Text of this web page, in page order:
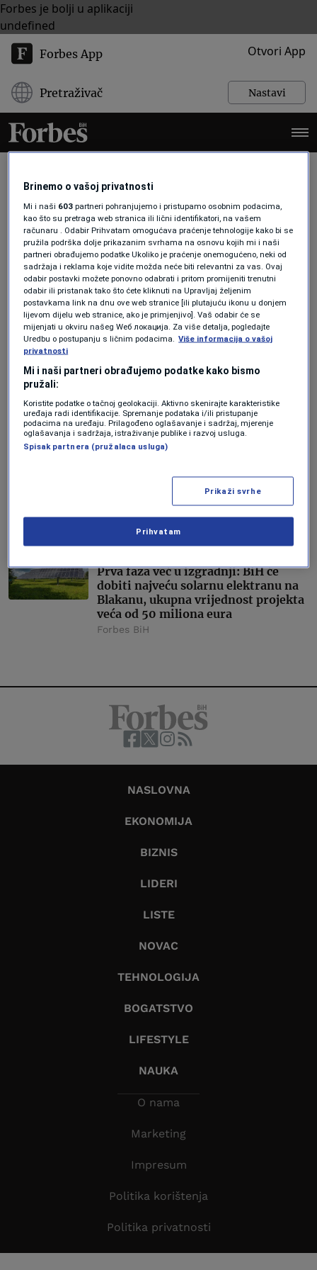
Forbes je bolji u aplikaciji
undefined
Forbes App Otvori App
Pretraživač Nastavi
ZELENA ENERGIJA
INOVACIJE
Evo pet obnovljivih izvora energije
koji oblikuju novu globalnu
ekonomiju u 2026.
Forbes
LIDERI
obnovljive energije s početnim
Bugarskoj
Ika Ferrer Gotić
BIZNIS
energije na svijetu, vidljiva iz
svemira, a napajat će čak 16 miliona
Prva faza već u izgradnji: BiH će
dobiti najveću solarnu elektranu na
Blakanu, ukupna vrijednost projekta
veća od 50 miliona eura
Forbes BiH
NASLOVNA
EKONOMIJA
BIZNIS
LIDERI
LISTE
NOVAC
TEHNOLOGIJA
BOGATSTVO
LIFESTYLE
NAUKA
O nama
Marketing
Impresum
Politika korištenja
Politika privatnosti
Brinemo o vašoj privatnosti
Mi i naši 603 partneri pohranjujemo i pristupamo osobnim podacima,
kao što su pretraga web stranica ili lični identifikatori, na vašem
računaru . Odabir Prihvatam omogućava praćenje tehnologije kako bi se
pružila podrška dolje prikazanim svrhama na osnovu kojih mi i naši
partneri obrađujemo podatke Ukoliko je praćenje onemogućeno, neki od
sadržaja i reklama koje vidite možda neće biti relevantni za vas. Ovaj
odabir postavki možete ponovno odabrati i pritom promijeniti trenutni
odabir ili pristanak tako što ćete kliknuti na Upravljaj željenim
postavkama link na dnu ove web stranice [ili plutajuću ikonu u donjem
lijevom dijelu web stranice, ako je primjenjivo]. Vaš odabir će se
mijenjati u okviru našeg Wеб локација. Za više detalja, pogledajte
Uredbu o postupanju s ličnim podacima.
Više informacija o vašoj
privatnosti
Mi i naši partneri obrađujemo podatke kako bismo
pružali:
Koristite podatke o tačnoj geolokaciji. Aktivno skenirajte karakteristike
uređaja radi identifikacije. Spremanje podataka i/ili pristupanje
podacima na uređaju. Prilagođeno oglašavanje i sadržaj, mjerenje
oglašavanja i sadržaja, istraživanje publike i razvoj usluga.
Spisak partnera (pružalaca usluga)
Prikaži svrhe
Prihvatam